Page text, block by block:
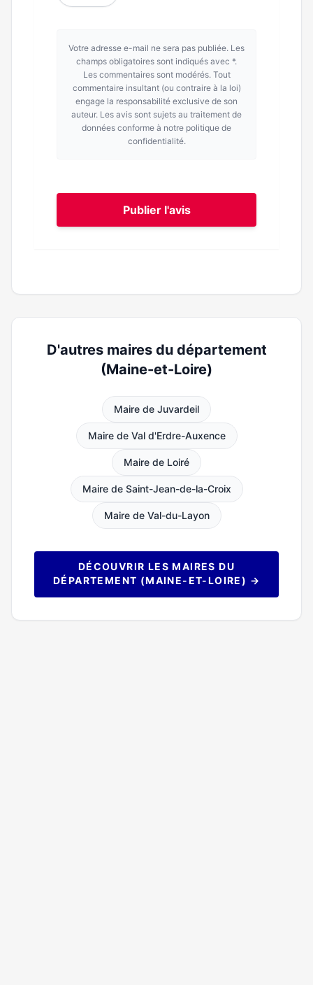
Votre adresse e-mail ne sera pas publiée. Les
champs obligatoires sont indiqués avec *.
Les commentaires sont modérés. Tout
commentaire insultant (ou contraire à la loi)
engage la responsabilité exclusive de son
auteur. Les avis sont sujets au traitement de
données conforme à notre politique de
confidentialité.
Publier l'avis
D'autres maires du département
(Maine-et-Loire)
Maire de Juvardeil
Maire de Val d'Erdre-Auxence
Maire de Loiré
Maire de Saint-Jean-de-la-Croix
Maire de Val-du-Layon
DÉCOUVRIR LES MAIRES DU
DÉPARTEMENT (MAINE-ET-LOIRE) →